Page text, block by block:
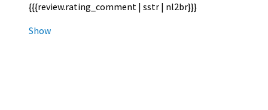
{{{review.rating_comment | sstr | nl2br}}}
Show